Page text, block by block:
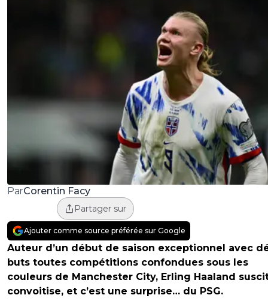
ParCorentin Facy
Partager sur
Ajouter comme source préférée sur Google
Auteur d’un début de saison exceptionnel avec
buts toutes compétitions confondues sous les
couleurs de Manchester City, Erling Haaland
convoitise, et c’est une surprise… du PSG.